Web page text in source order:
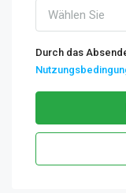
Wählen Sie
Durch das